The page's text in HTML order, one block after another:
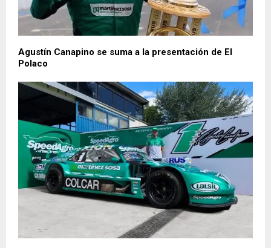
Agustín Canapino se suma a la presentación de El
Polaco